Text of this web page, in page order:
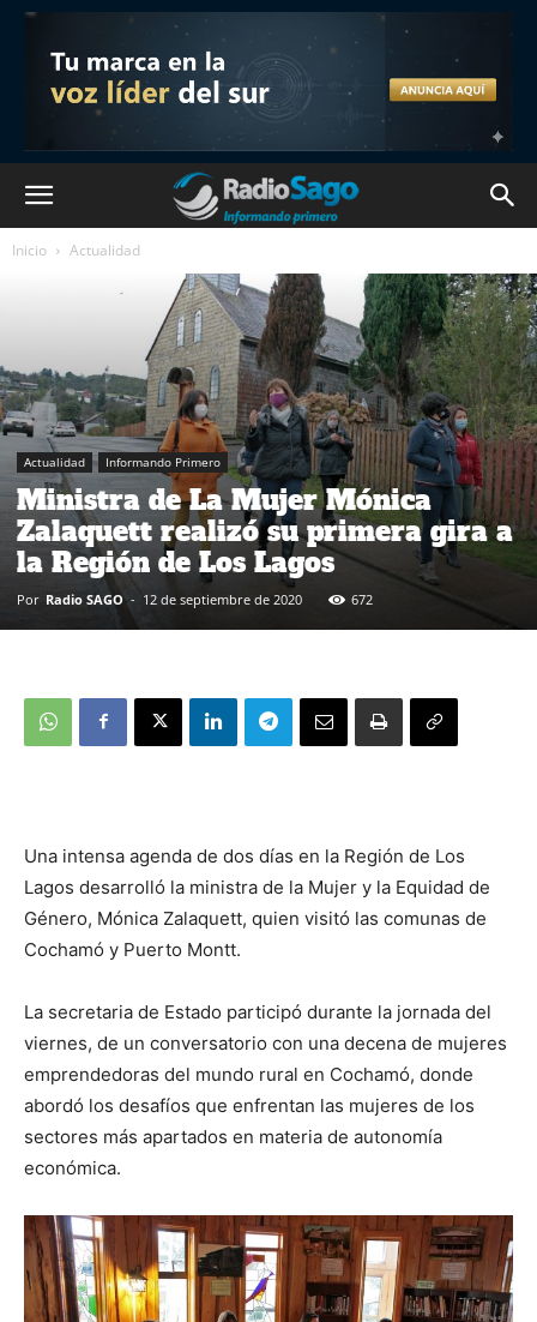
Inicio Actualidad
Actualidad Informando Primero
Ministra de La Mujer Mónica
Zalaquett realizó su primera gira a
la Región de Los Lagos
Por Radio SAGO - 12 de septiembre de 2020 672
Una intensa agenda de dos días en la Región de Los
Lagos desarrolló la ministra de la Mujer y la Equidad de
Género, Mónica Zalaquett, quien visitó las comunas de
Cochamó y Puerto Montt.
La secretaria de Estado participó durante la jornada del
viernes, de un conversatorio con una decena de mujeres
emprendedoras del mundo rural en Cochamó, donde
abordó los desafíos que enfrentan las mujeres de los
sectores más apartados en materia de autonomía
económica.